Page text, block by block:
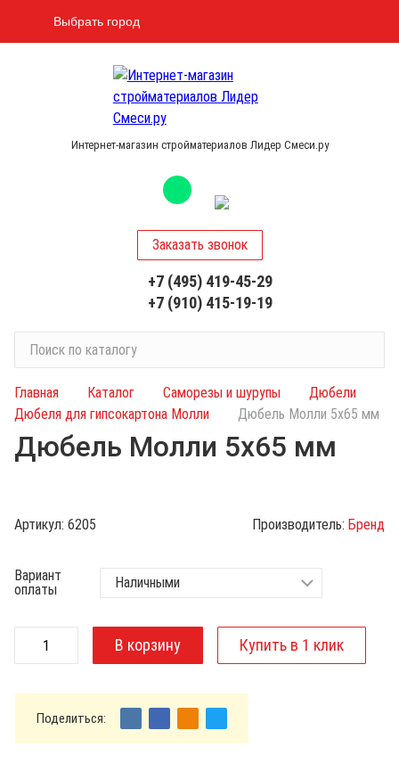
Выбрать город
Интернет-магазин стройматериалов Лидер Смеси.ру
и
с
к
п
т
л
о
Заказать звонок
+7 (495) 419-45-29
+7 (910) 415-19-19
Главная Каталог Саморезы и шурупы
Дюбели
Дюбеля для гипсокартона Молли
Дюбель Молли 5х65 мм
Дюбель Молли 5х65 мм
Артикул: 6205 Производитель: Бренд
Вариант
оплаты
Поделиться: